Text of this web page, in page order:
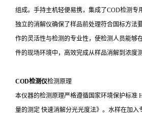
组成。手持主机轻便易携，集成了COD检测专
独立的消解仪确保了样品前处理符合国标方法
作的灵活性与检测的专业性，使检测人员能够
件的现场环境中，高效完成从样品消解到浓度
COD检测仪检测原理
本仪器的检测原理严格遵循国家环境保护标准
量的测定 快速消解分光光度法》。水样在加入